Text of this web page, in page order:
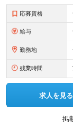
応募資格
給与
勤務地
残業時間
求人を見る
掲